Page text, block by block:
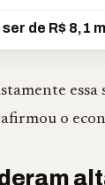
de R$ 8,1
o